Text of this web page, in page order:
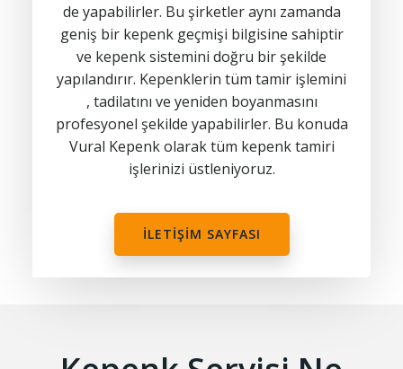
de yapabilirler. Bu şirketler aynı zamanda
geniş bir kepenk geçmişi bilgisine sahiptir
ve kepenk sistemini doğru bir şekilde
yapılandırır. Kepenklerin tüm tamir işlemini
, tadilatını ve yeniden boyanmasını
profesyonel şekilde yapabilirler. Bu konuda
Vural Kepenk olarak tüm kepenk tamiri
işlerinizi üstleniyoruz.
İLETİŞİM SAYFASI